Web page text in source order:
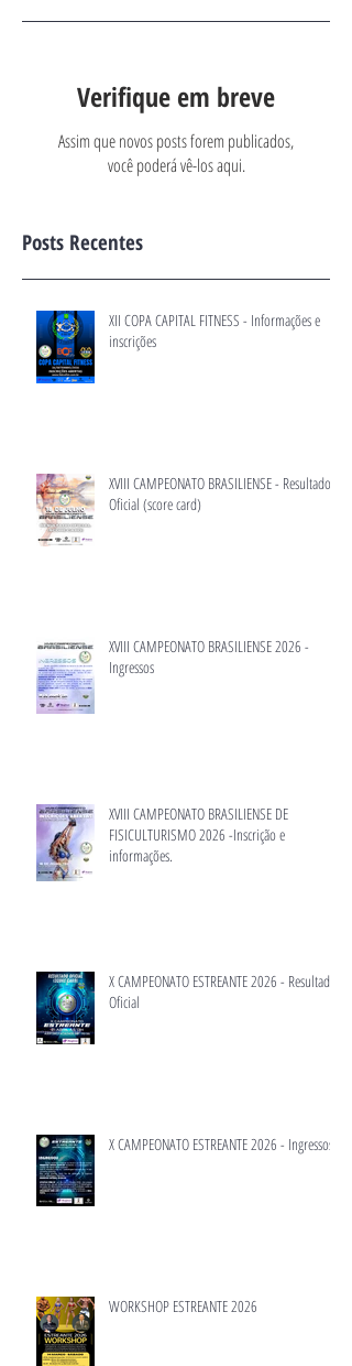
Verifique em breve
Assim que novos posts forem publicados,
você poderá vê-los aqui.
Posts Recentes
XII COPA CAPITAL FITNESS - Informações e
inscrições
XVIII CAMPEONATO BRASILIENSE - Resultado
Oficial (score card)
XVIII CAMPEONATO BRASILIENSE 2026 -
Ingressos
XVIII CAMPEONATO BRASILIENSE DE
FISICULTURISMO 2026 -Inscrição e
informações.
X CAMPEONATO ESTREANTE 2026 - Resultado
Oficial
X CAMPEONATO ESTREANTE 2026 - Ingressos
WORKSHOP ESTREANTE 2026